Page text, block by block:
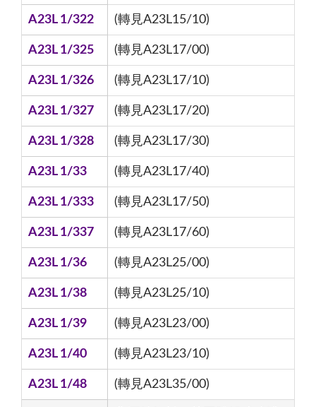
A23L 1/322 (轉見A23L15/10)
A23L 1/325 (轉見A23L17/00)
A23L 1/326 (轉見A23L17/10)
A23L 1/327 (轉見A23L17/20)
A23L 1/328 (轉見A23L17/30)
A23L 1/33 (轉見A23L17/40)
A23L 1/333 (轉見A23L17/50)
A23L 1/337 (轉見A23L17/60)
A23L 1/36 (轉見A23L25/00)
A23L 1/38 (轉見A23L25/10)
A23L 1/39 (轉見A23L23/00)
A23L 1/40 (轉見A23L23/10)
A23L 1/48 (轉見A23L35/00)